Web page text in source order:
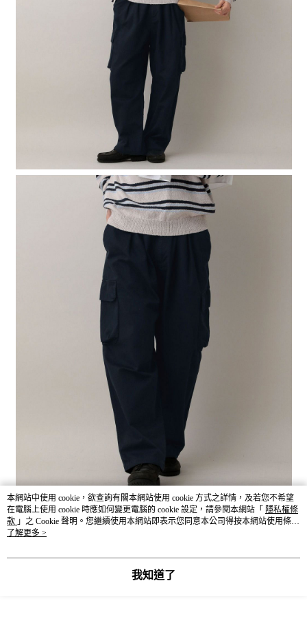
本網站中使用 cookie，欲查詢有關本網站使用 cookie 方式之詳情，及若您不希望
在電腦上使用 cookie 時應如何變更電腦的 cookie 設定，請參閱本網站「 隱私權條
款 」之 Cookie 聲明。您繼續使用本網站即表示您同意本公司得按本網站使用條款
之 Cookie 聲明使用 cookie。
了解更多 >
我知道了